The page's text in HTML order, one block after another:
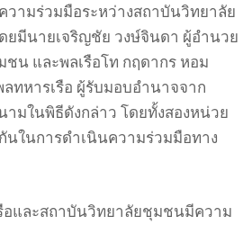
ามร่วมมือระหว่างสถาบันวิทยาลัย
ยมีนายเจริญชัย วงษ์จินดา ผู้อำนวย
น และพลเรือโท กฤดากร หอม
ทหารเรือ ผู้รับมอบอำนาจจาก
ามในพิธีดังกล่าว โดยทั้งสองหน่วย
ในการดำเนินความร่วมมือทาง
อและสถาบันวิทยาลัยชุมชนมีความ